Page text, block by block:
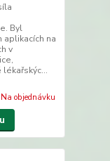
Byl
aplikacích na
v
Na objednávku